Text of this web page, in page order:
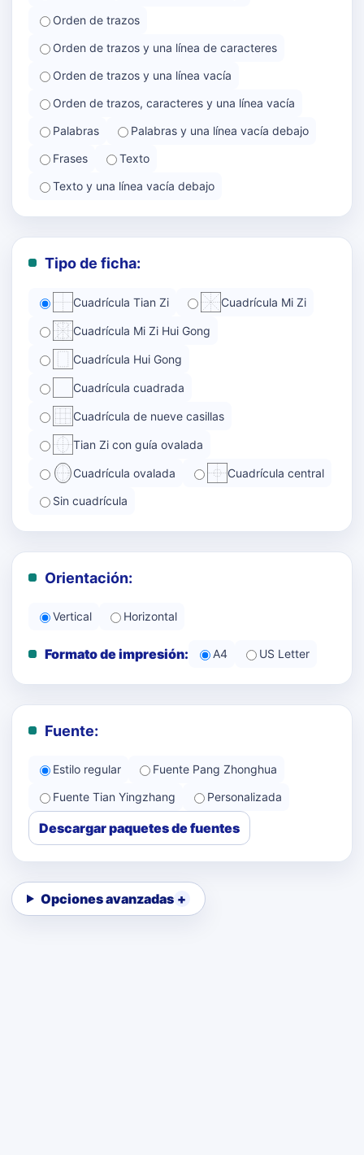
Orden de trazos
Orden de trazos y una línea de caracteres
Orden de trazos y una línea vacía
Orden de trazos, caracteres y una línea vacía
Palabras
Palabras y una línea vacía debajo
Frases
Texto
Texto y una línea vacía debajo
Tipo de ficha:
Cuadrícula Tian Zi Cuadrícula Mi Zi
Cuadrícula Mi Zi Hui Gong
Cuadrícula Hui Gong
Cuadrícula cuadrada
Cuadrícula de nueve casillas
Tian Zi con guía ovalada
Cuadrícula ovalada Cuadrícula central
Sin cuadrícula
Orientación:
Vertical Horizontal
Formato de impresión: A4 US Letter
Fuente:
Estilo regular
Fuente Pang Zhonghua
Fuente Tian Yingzhang
Personalizada
Descargar paquetes de fuentes
Opciones avanzadas